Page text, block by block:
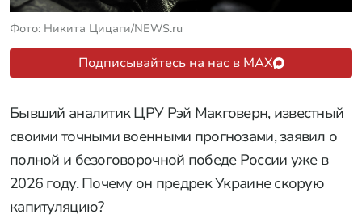
Фото: Никита Цицаги/NEWS.ru
Подписывайтесь на нас в MAX
Бывший аналитик ЦРУ Рэй Макговерн, известный
своими точными военными прогнозами, заявил о
полной и безоговорочной победе России уже в
2026 году. Почему он предрек Украине скорую
капитуляцию?